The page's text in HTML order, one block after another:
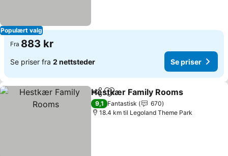
Populært valg
Fra 883 kr
Se priser fra 2 nettsteder Se priser
Del Legg til i favoritter
Hestkær Family Rooms
9,1 Fantastisk
670
18.4 km til Legoland Theme Park